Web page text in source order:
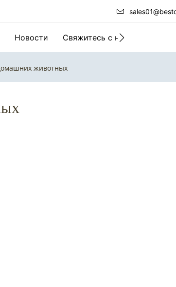
Новости Свяжитесь с нами
животных